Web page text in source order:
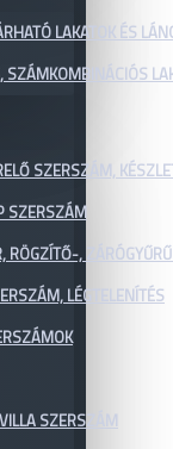
LAKATOK ÉS
SZERSZÁM,
SZERSZÁM
RÖGZÍTŐ-,
LÉGTELENÍTÉS
SZERSZÁM